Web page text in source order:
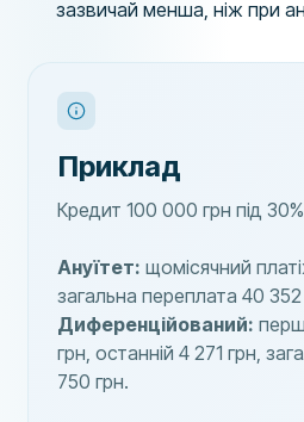
зазвичай менша, ніж при
Приклад
Кредит 100 000 грн під
Ануїтет: щомісячний
загальна переплата 40 352
Диференційований:
грн, останній 4 271 грн,
750 грн.